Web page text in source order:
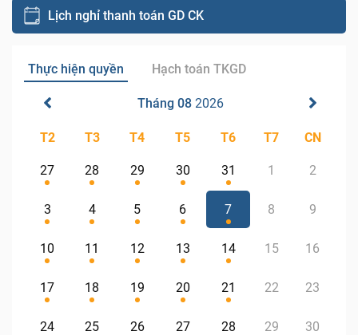
Lịch nghỉ thanh toán GD CK
Thực hiện quyền Hạch toán TKGD
Tháng 08 2026
T2 T3 T4 T5 T6 T7 CN
27 28 29 30 31 1 2
3 4 5 6 7 8 9
10 11 12 13 14 15 16
17 18 19 20 21 22 23
24 25 26 27 28 29 30